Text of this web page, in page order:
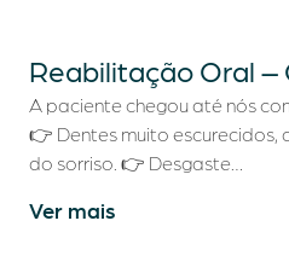
Reabilitação Oral –
A paciente chegou até nós
👉 Dentes muito
do sorriso. 👉 Desgaste…
Ver mais